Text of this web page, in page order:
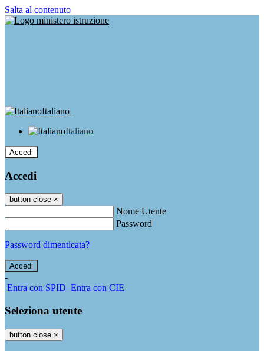
Salta al contenuto
Italiano
Italiano
Accedi
Accedi
button close ×
Nome Utente
Password
Password dimenticata?
-
Entra con SPID Entra con CIE
Seleziona utente
button close ×